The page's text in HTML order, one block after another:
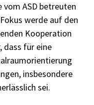
ASD betreuten
werde auf den
Kooperation
dass für eine
insbesondere
sei.